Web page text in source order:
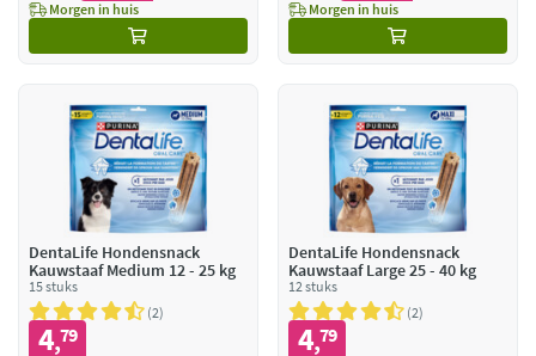
Morgen in huis Morgen in huis
DentaLife Hondensnack
Kauwstaaf Medium 12 - 25 kg
15 stuks
2
4,79
DentaLife Hondensnack
Kauwstaaf Large 25 - 40 kg
12 stuks
2
4,79